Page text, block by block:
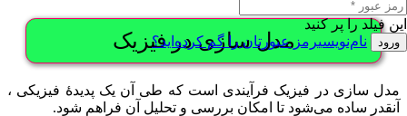
این فیلد را پر کنید
ورود نام‌نویسیرمز عبورتان را گم کرده‌اید؟
مدل سازی در فیزیک
مدل سازی در فیزیک فرآیندی است که طی آن یک پدیدۀ فیزیکی ،
آنقدر ساده می‌شود تا امکان بررسی و تحلیل آن فراهم شود.